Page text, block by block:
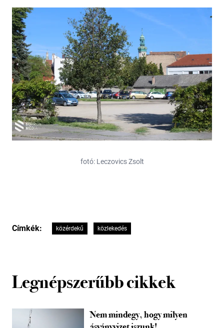
fotó: Leczovics Zsolt
Címkék: közérdekű közlekedés
Legnépszerűbb cikkek
Nem mindegy, hogy milyen